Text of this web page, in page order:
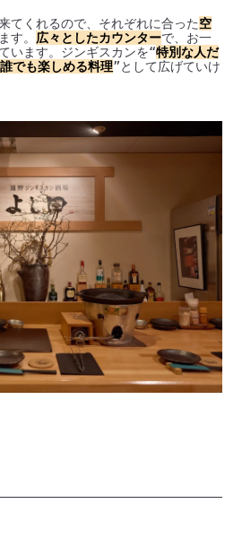
てくれるので、それぞれに合った空
す。 広々としたカウンターで、お一
います。ジンギスカンを“特別な人だ
誰でも楽しめる料理”として広げていけ